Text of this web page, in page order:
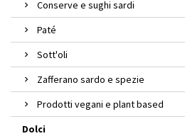
Conserve e sughi sardi
Paté
Sott'oli
Zafferano sardo e spezie
Prodotti vegani e plant based
Dolci